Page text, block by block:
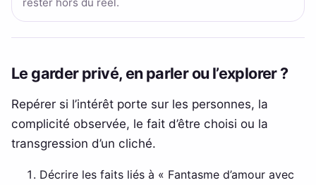
rester hors du réel.
Le garder privé, en parler ou l’explorer ?
Repérer si l’intérêt porte sur les personnes, la
complicité observée, le fait d’être choisi ou la
transgression d’un cliché.
Décrire les faits liés à « Fantasme d’amour avec